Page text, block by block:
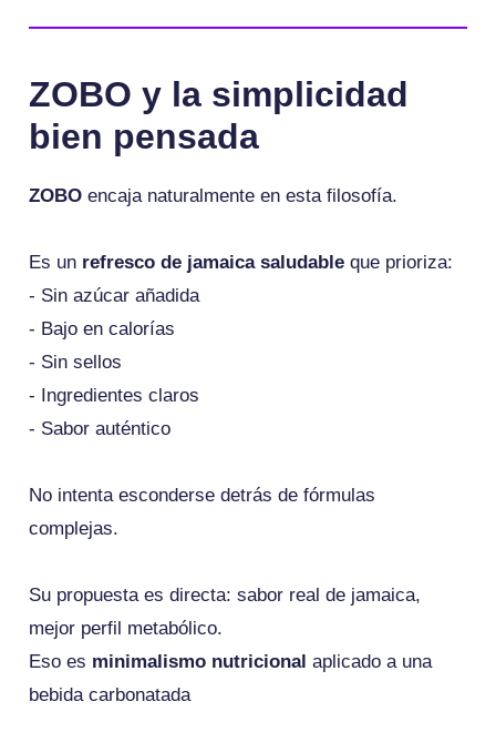
ZOBO y la simplicidad
bien pensada
ZOBO encaja naturalmente en esta filosofía.
Es un refresco de jamaica saludable que prioriza:
- Sin azúcar añadida
- Bajo en calorías
- Sin sellos
- Ingredientes claros
- Sabor auténtico
No intenta esconderse detrás de fórmulas
complejas.
Su propuesta es directa: sabor real de jamaica,
mejor perfil metabólico.
Eso es minimalismo nutricional aplicado a una
bebida carbonatada